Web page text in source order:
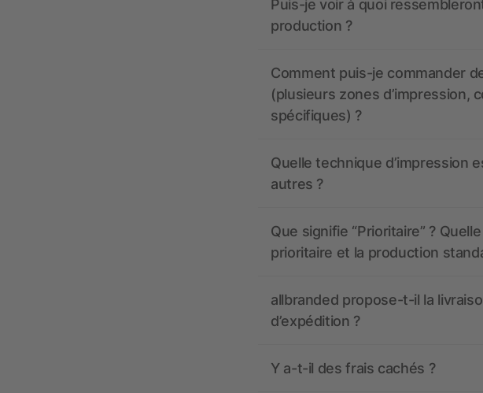
Puis-je voir à quoi
production ?
Comment puis-je commander
(plusieurs zones d’impression,
spécifiques) ?
Quelle technique d’impression
autres ?
Que signifie “Prioritaire” ?
prioritaire et la production
allbranded propose-t-il la
d’expédition ?
Y a-t-il des frais cachés ?